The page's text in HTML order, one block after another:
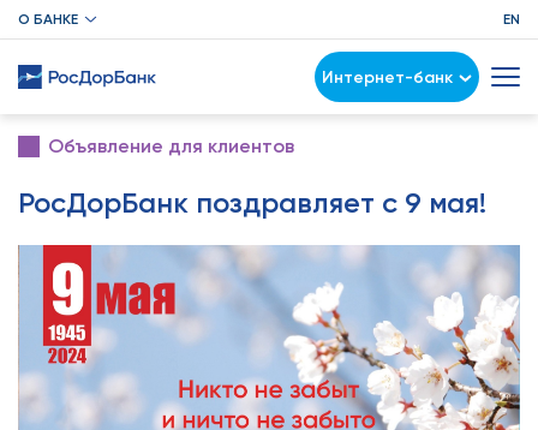
О БАНКЕ EN
Интернет-банк
Объявление для клиентов
РосДорБанк поздравляет с 9 мая!